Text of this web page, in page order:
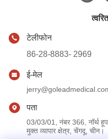
टेलीफोन
86-28-8883- 2969
ई-मेल
पता
03/03/01, नंबर 366, नॉर्थ
मुक्त व्यापार क्षेत्र, चेंगदू, चीन।